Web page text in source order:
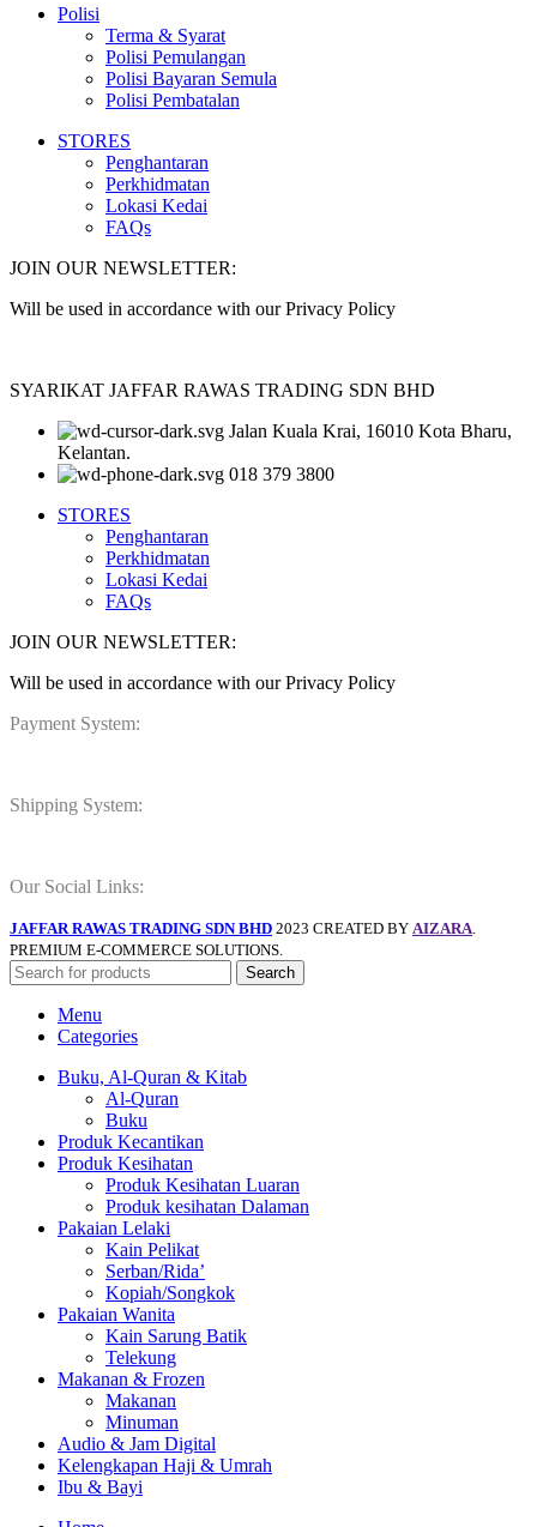
Polisi
Terma & Syarat
Polisi Pemulangan
Polisi Bayaran Semula
Polisi Pembatalan
STORES
Penghantaran
Perkhidmatan
Lokasi Kedai
FAQs
JOIN OUR NEWSLETTER:
Will be used in accordance with our Privacy Policy
SYARIKAT JAFFAR RAWAS TRADING SDN BHD
Jalan Kuala Krai, 16010 Kota Bharu,
Kelantan.
018 379 3800
STORES
Penghantaran
Perkhidmatan
Lokasi Kedai
FAQs
JOIN OUR NEWSLETTER:
Will be used in accordance with our Privacy Policy
Payment System:
Shipping System:
Our Social Links:
JAFFAR RAWAS TRADING SDN BHD 2023 CREATED BY AIZARA
PREMIUM E-COMMERCE SOLUTIONS.
Search
Menu
Categories
Buku, Al-Quran & Kitab
Al-Quran
Buku
Produk Kecantikan
Produk Kesihatan
Produk Kesihatan Luaran
Produk kesihatan Dalaman
Pakaian Lelaki
Kain Pelikat
Serban/Rida’
Kopiah/Songkok
Pakaian Wanita
Kain Sarung Batik
Telekung
Makanan & Frozen
Makanan
Minuman
Audio & Jam Digital
Kelengkapan Haji & Umrah
Ibu & Bayi